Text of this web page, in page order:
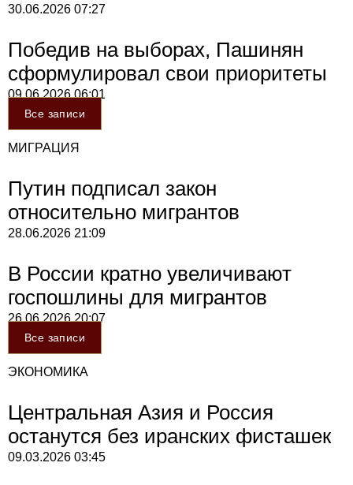
30.06.2026 07:27
Победив на выборах, Пашинян
сформулировал свои приоритеты
09.06.202606:01
Все записи
МИГРАЦИЯ
Путин подписал закон
относительно мигрантов
28.06.2026 21:09
В России кратно увеличивают
госпошлины для мигрантов
26.06.202620:07
Все записи
ЭКОНОМИКА
Центральная Азия и Россия
останутся без иранских фисташек
09.03.2026 03:45